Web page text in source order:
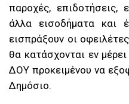
παροχές, επιδοτήσεις,
άλλα εισοδήματα και
εισπράξουν οι
θα κατάσχονται εν
ΔΟΥ προκειμένου να
Δημόσιο.